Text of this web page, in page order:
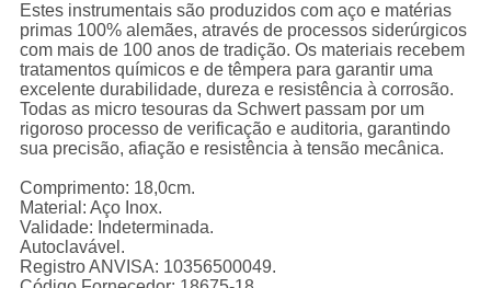
Estes instrumentais são produzidos com aço e matérias
primas 100% alemães, através de processos siderúrgicos
com mais de 100 anos de tradição. Os materiais recebem
tratamentos químicos e de têmpera para garantir uma
excelente durabilidade, dureza e resistência à corrosão.
Todas as micro tesouras da Schwert passam por um
rigoroso processo de verificação e auditoria, garantindo
sua precisão, afiação e resistência à tensão mecânica.
Comprimento: 18,0cm.
Material: Aço Inox.
Validade: Indeterminada.
Autoclavável.
Registro ANVISA: 10356500049.